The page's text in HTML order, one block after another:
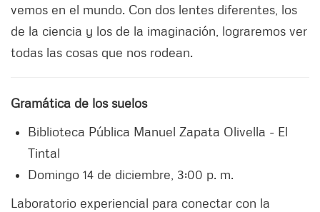
vemos en el mundo. Con dos lentes diferentes, los
de la ciencia y los de la imaginación, lograremos ver
todas las cosas que nos rodean.
Gramática de los suelos
Biblioteca Pública Manuel Zapata Olivella - El
Tintal
Domingo 14 de diciembre, 3:00 p. m.
Laboratorio experiencial para conectar con la